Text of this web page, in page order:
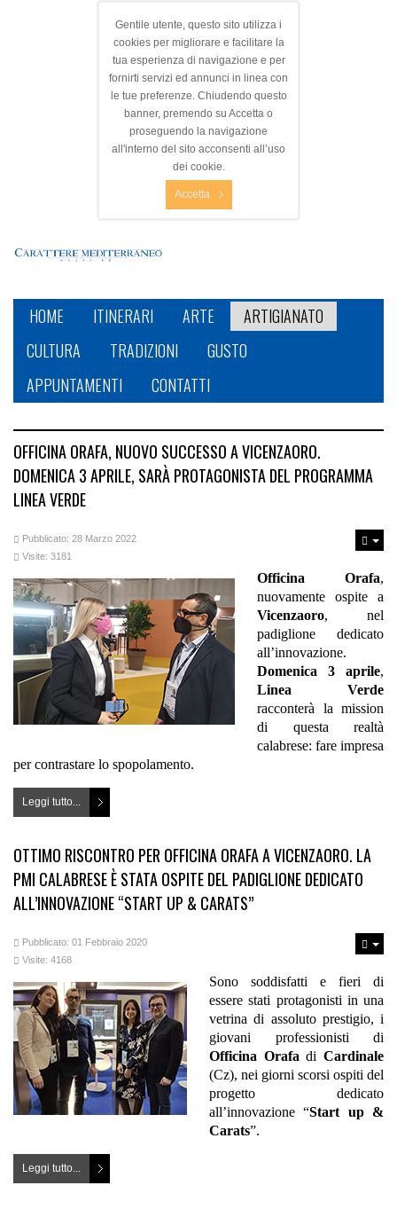
Gentile utente, questo sito utilizza i
cookies per migliorare e facilitare la
tua esperienza di navigazione e per
fornirti servizi ed annunci in linea con
le tue preferenze. Chiudendo questo
banner, premendo su Accetta o
proseguendo la navigazione
all'interno del sito acconsenti all’uso
dei cookie.
Accetta
HOME ITINERARI ARTE
ARTIGIANATO
CULTURA
TRADIZIONI
GUSTO
APPUNTAMENTI
CONTATTI
OFFICINA ORAFA, NUOVO SUCCESSO A VICENZAORO.
DOMENICA 3 APRILE, SARÀ PROTAGONISTA DEL PROGRAMMA
LINEA VERDE
Pubblicato: 28 Marzo 2022
Visite: 3181
Officina Orafa,
nuovamente ospite a
Vicenzaoro, nel
padiglione dedicato
all’innovazione.
Domenica 3 aprile,
Linea Verde
racconterà la mission
di questa realtà
calabrese: fare impresa
per contrastare lo spopolamento.
Leggi tutto...
OTTIMO RISCONTRO PER OFFICINA ORAFA A VICENZAORO. LA
PMI CALABRESE È STATA OSPITE DEL PADIGLIONE DEDICATO
ALL’INNOVAZIONE “START UP & CARATS”
Pubblicato: 01 Febbraio 2020
Visite: 4168
Sono soddisfatti e fieri di
essere stati protagonisti in una
vetrina di assoluto prestigio, i
giovani professionisti di
Officina Orafa diCardinale
(Cz), nei giorni scorsi ospiti del
progetto dedicato
all’innovazione “Start up &
Carats”.
Leggi tutto...